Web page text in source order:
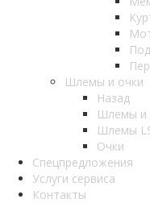
Шлемы и очки
Назад
Шлемы и
Шлемы
Очки
Спецпредложения
Услуги сервиса
Контакты